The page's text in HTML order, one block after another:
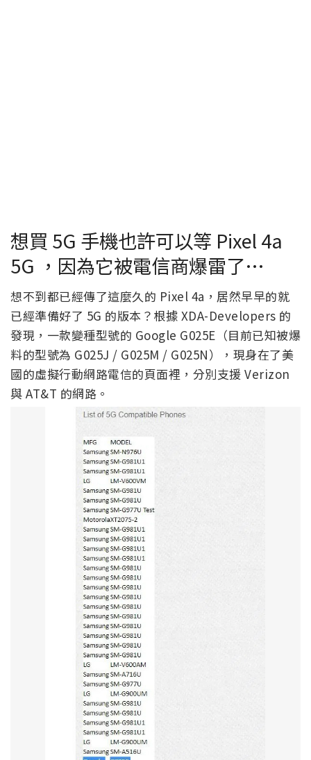
想買 5G 手機也許可以等 Pixel 4a
5G ，因為它被電信商爆雷了…
想不到都已經傳了這麼久的 Pixel 4a，居然早早的就
已經準備好了 5G 的版本？根據 XDA-Developers 的
發現，一款變種型號的 Google G025E（目前已知被爆
料的型號為 G025J / G025M / G025N），現身在了美
國的虛擬行動網路電信的頁面裡，分別支援 Verizon
與 AT&T 的網路。